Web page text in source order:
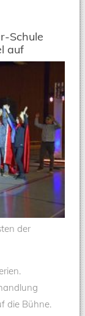
Schule
auf
der
die Bühne.